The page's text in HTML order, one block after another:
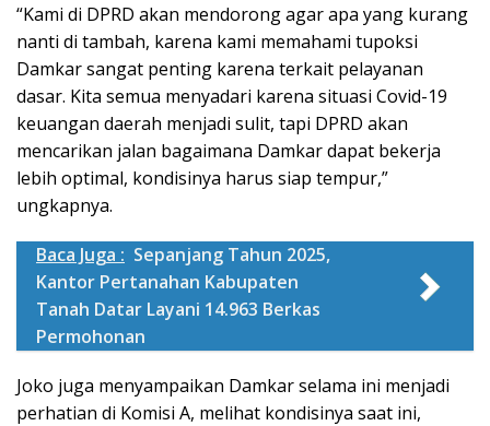
“Kami di DPRD akan mendorong agar apa yang kurang
nanti di tambah, karena kami memahami tupoksi
Damkar sangat penting karena terkait pelayanan
dasar. Kita semua menyadari karena situasi Covid-19
keuangan daerah menjadi sulit, tapi DPRD akan
mencarikan jalan bagaimana Damkar dapat bekerja
lebih optimal, kondisinya harus siap tempur,”
ungkapnya.
Baca Juga : Sepanjang Tahun 2025,
Kantor Pertanahan Kabupaten
Tanah Datar Layani 14.963 Berkas
Permohonan
Joko juga menyampaikan Damkar selama ini menjadi
perhatian di Komisi A, melihat kondisinya saat ini,